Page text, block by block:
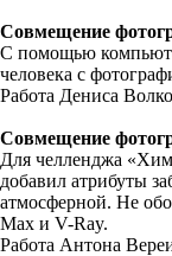
Совмещение
С помощью
человека с
Работа Дениса
Совмещение
Для челленджа
добавил атрибуты
атмосферной. Не
Max и V-Ray.
Работа Антона